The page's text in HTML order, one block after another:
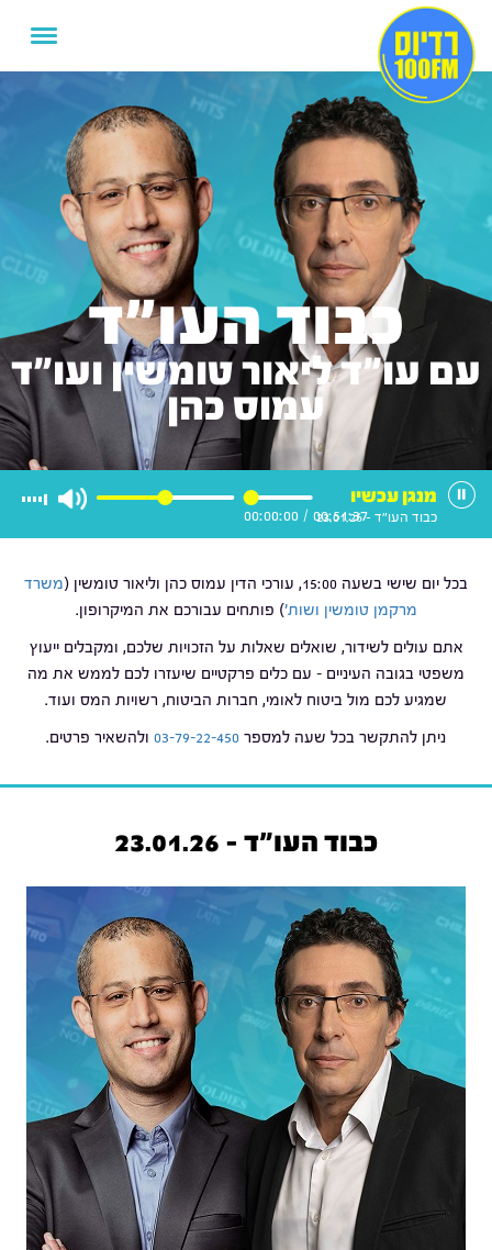
כבוד העו"ד
עם עו"ד ליאור טומשין ועו"ד
עמוס כהן
00:51:37
/
00:00:00
מנגן עכשיו
כבוד העו"ד - 23.01.26
בכל יום שישי בשעה 15:00, עורכי הדין עמוס כהן וליאור טומשין (
משרד
מרקמן טומשין ושות') פותחים עבורכם את המיקרופון.
אתם עולים לשידור, שואלים שאלות על הזכויות שלכם, ומקבלים ייעוץ
משפטי בגובה העיניים – עם כלים פרקטיים שיעזרו לכם לממש את מה
שמגיע לכם מול ביטוח לאומי, חברות הביטוח, רשויות המס ועוד.
ניתן להתקשר בכל שעה למספר 03-79-22-450 ולהשאיר פרטים.
כבוד העו"ד - 23.01.26